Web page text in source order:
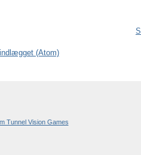
(Atom)
Tunnel Vision Games